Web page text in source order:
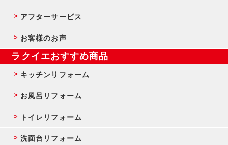
アフターサービス
お客様のお声
ラクイエおすすめ商品
キッチンリフォーム
お風呂リフォーム
トイレリフォーム
洗面台リフォーム